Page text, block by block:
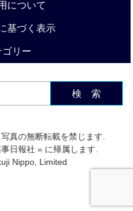
について
基づく表示
リー
検 索
真の無断転載を禁じます.
日報社 » に帰属します.
Nippo, Limited